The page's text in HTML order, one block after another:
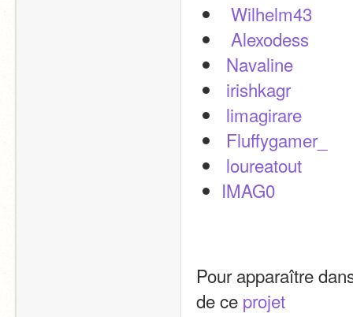
Wilhelm43
Alexodess
Navaline
irishkagr
limagirare
Fluffygamer_
loureatout
IMAG0
Pour apparaître
de ce projet